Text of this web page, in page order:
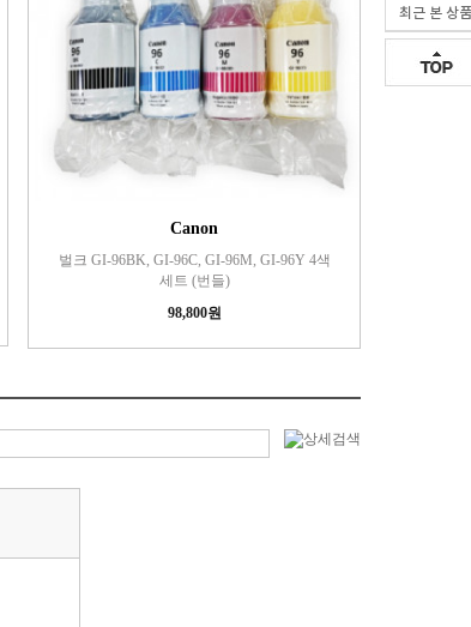
Canon
벌크 GI-96BK, GI-96C, GI-96M, GI-96Y 4색
세트 (번들)
98,800원
최근 본 상품